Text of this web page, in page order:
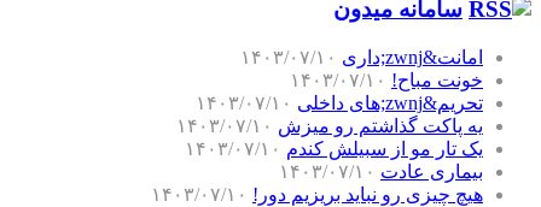
سامانه میدون
امانت&zwnj;داری
۱۴۰۳/۰۷/۱۰
خونت مباح! ۱۴۰۳/۰۷/۱۰
تحریم&zwnj;های داخلی
۱۴۰۳/۰۷/۱۰
یه پاکت گذاشتم رو میزش ۱۴۰۳/۰۷/۱۰
یک تار مو از سبیلش کندم ۱۴۰۳/۰۷/۱۰
بیماری عادت ۱۴۰۳/۰۷/۱۰
هیچ چیزی رو نباید بریزیم دور! ۱۴۰۳/۰۷/۱۰